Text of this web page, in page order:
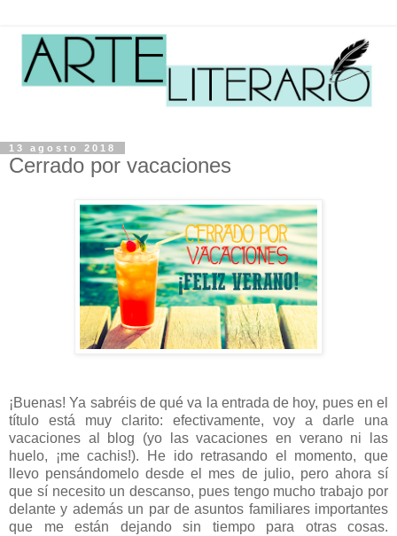
13 agosto 2018
Cerrado por vacaciones
¡Buenas! Ya sabréis de qué va la entrada de hoy, pues en el
título está muy clarito: efectivamente, voy a darle una
vacaciones al blog (yo las vacaciones en verano ni las
huelo, ¡me cachis!). He ido retrasando el momento, que
llevo pensándomelo desde el mes de julio, pero ahora sí
que sí necesito un descanso, pues tengo mucho trabajo por
delante y además un par de asuntos familiares importantes
que me están dejando sin tiempo para otras cosas.